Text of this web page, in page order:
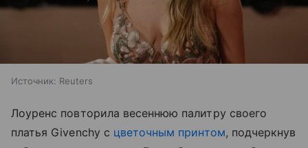
Источник: Reuters
Лоуренс повторила весеннюю палитру своего
платья Givenchy с цветочным принтом, подчеркнув